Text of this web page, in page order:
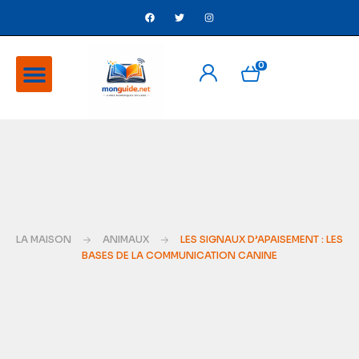
0
LA MAISON ANIMAUX
LES SIGNAUX D’APAISEMENT : LES
BASES DE LA COMMUNICATION CANINE